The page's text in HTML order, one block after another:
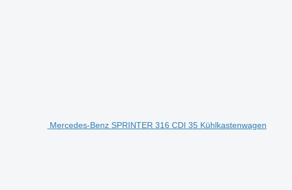
Mercedes-Benz SPRINTER 316 CDI 35 Kühlkastenwagen